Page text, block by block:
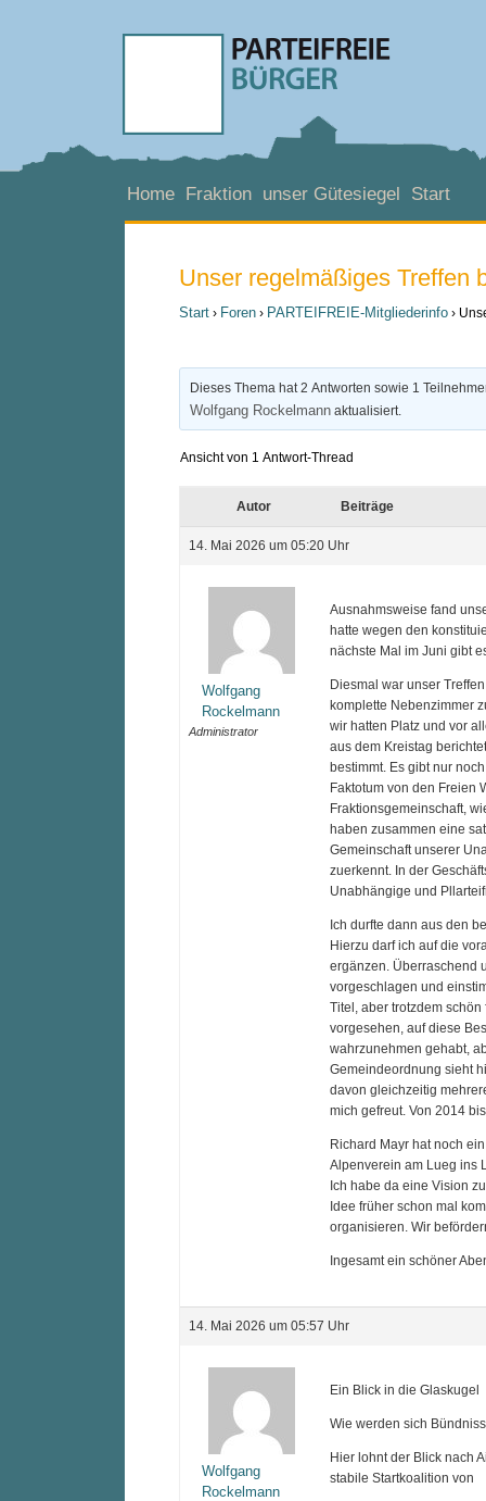
Home Fraktion unser Gütesiegel Start
Unser regelmäßiges Treffen
Start › Foren › PARTEIFREIE-Mitgliederinfo ›
Dieses Thema hat 2 Antworten sowie 1
Wolfgang Rockelmann aktualisiert.
Ansicht von 1 Antwort-Thread
Autor Beiträge
14. Mai 2026 um 05:20 Uhr
Wolfgang
Rockelmann
Administrator
Ausnahmsweise fand
hatte wegen den
nächste Mal im Juni gibt
Diesmal war unser
komplette Nebenzimmer
wir hatten Platz und vor
aus dem Kreistag
bestimmt. Es gibt nur
Faktotum von den Freien
Fraktionsgemeinschaft,
haben zusammen eine
Gemeinschaft unserer
zuerkennt. In der
Unabhängige und
Ich durfte dann aus den
Hierzu darf ich auf die
ergänzen. Überraschend
vorgeschlagen und
Titel, aber trotzdem
vorgesehen, auf diese
wahrzunehmen gehabt,
Gemeindeordnung sieht
davon gleichzeitig
mich gefreut. Von 2014
Richard Mayr hat noch
Alpenverein am Lueg ins
Ich habe da eine Vision
Idee früher schon mal
organisieren. Wir
Ingesamt ein schöner
14. Mai 2026 um 05:57 Uhr
Wolfgang
Rockelmann
Ein Blick in die Glaskugel
Wie werden sich
Hier lohnt der Blick nach
stabile Startkoalition von